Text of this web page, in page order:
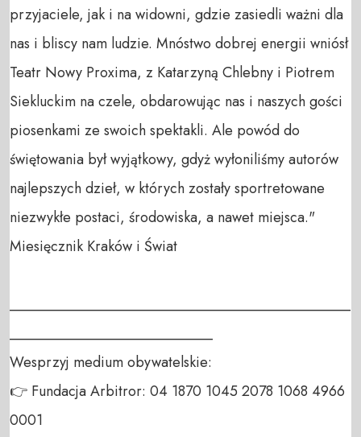
przyjaciele, jak i na widowni, gdzie zasiedli ważni dla
nas i bliscy nam ludzie. Mnóstwo dobrej energii wniósł
Teatr Nowy Proxima, z Katarzyną Chlebny i Piotrem
Siekluckim na czele, obdarowując nas i naszych gości
piosenkami ze swoich spektakli. Ale powód do
świętowania był wyjątkowy, gdyż wyłoniliśmy autorów
najlepszych dzieł, w których zostały sportretowane
niezwykłe postaci, środowiska, a nawet miejsca."
Miesięcznik Kraków i Świat
_______________________________________________
____________________________
Wesprzyj medium obywatelskie:
👉 Fundacja Arbitror: 04 1870 1045 2078 1068 4966
0001